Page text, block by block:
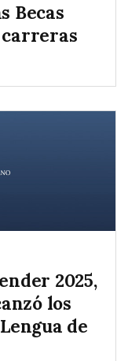
Becas
2025,
los
de